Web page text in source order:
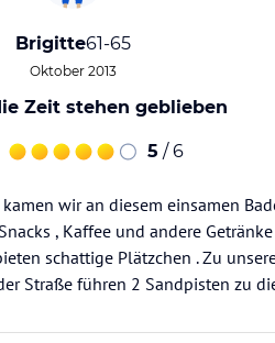
Brigitte61-65
Oktober 2013
Zeit stehen geblieben
5 / 6
wir an diesem einsamen
, Kaffee und andere
schattige Plätzchen . Zu
Straße führen 2 Sandpisten zu